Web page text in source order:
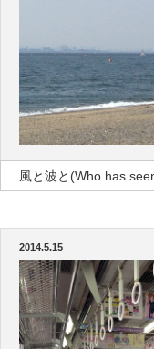
風と波と(Who has
2014.5.15